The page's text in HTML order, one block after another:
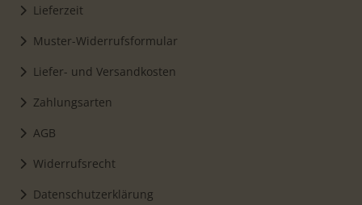
Lieferzeit
Muster-Widerrufsformular
Liefer- und Versandkosten
Zahlungsarten
AGB
Widerrufsrecht
Datenschutzerklärung